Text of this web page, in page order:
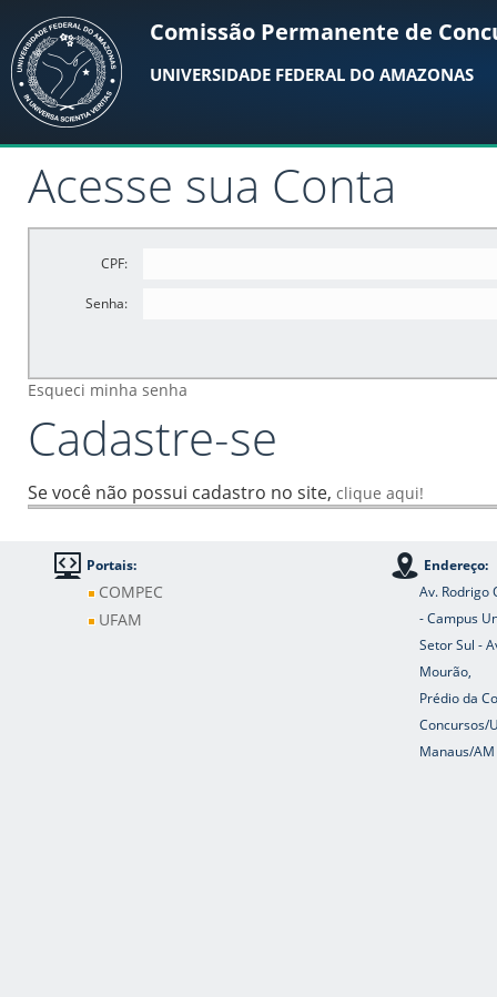
Comissão Permanente de
UNIVERSIDADE FEDERAL DO AMAZONAS
Acesse sua Conta
CPF:
Senha:
Esqueci minha senha
Cadastre-se
Se você não possui cadastro no site, clique aqui!
Portais:
COMPEC
UFAM
Endereço:
Av. Rodrigo
- Campus
Setor Sul -
Mourão,
Prédio da
Concursos/
Manaus/AM